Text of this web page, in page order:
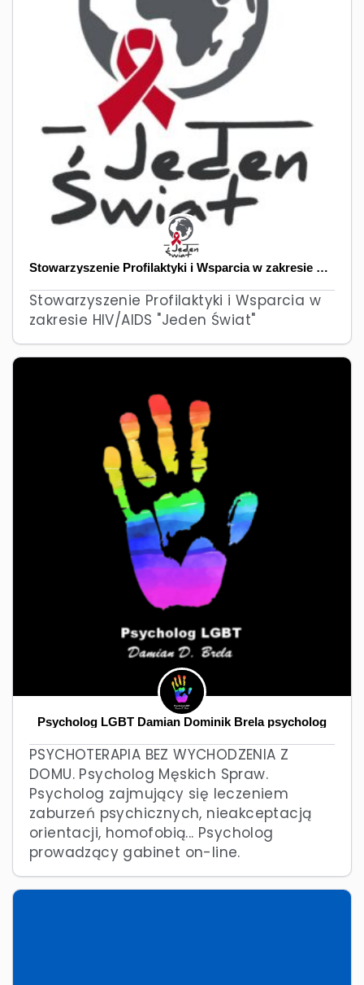
Stowarzyszenie Profilaktyki i Wsparcia w zakresie HIV / AIDS "Jeden Świat"
Stowarzyszenie Profilaktyki i Wsparcia w
zakresie HIV/AIDS "Jeden Świat"
Psycholog LGBT Damian Dominik Brela psycholog
PSYCHOTERAPIA BEZ WYCHODZENIA Z
DOMU. Psycholog Męskich Spraw.
Psycholog zajmujący się leczeniem
zaburzeń psychicznych, nieakceptacją
orientacji, homofobią... Psycholog
prowadzący gabinet on-line.